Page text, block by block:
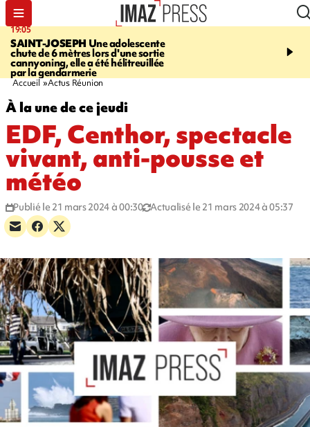
19:05
SAINT-JOSEPH Une adolescente
chute de 6 mètres lors d'une sortie
cannyoning, elle a été hélitreuillée
par la gendarmerie
20:44
rouée de coups,
Accueil Actus Réunion
À la une de ce jeudi
EDF, Centhor, spectacle
vivant, anti-pousse et
météo
Publié le 21 mars 2024 à 00:30 Actualisé le 21 mars 2024 à 05:37